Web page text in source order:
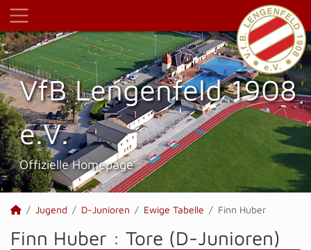
VfB Lengenfeld 1908
e.V.
Offizielle Homepage
Jugend D-Junioren Ewige Tabelle Finn Huber
Finn Huber : Tore (D-Junioren)